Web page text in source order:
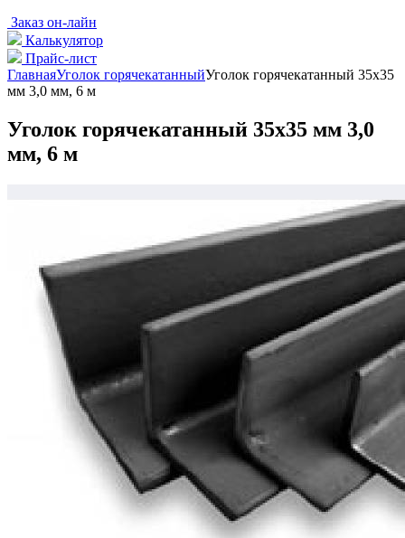
Заказ он-лайн
Калькулятор
Прайс-лист
ГлавнаяУголок горячекатанныйУголок горячекатанный 35х35
мм 3,0 мм, 6 м
Уголок горячекатанный 35х35 мм 3,0
мм, 6 м